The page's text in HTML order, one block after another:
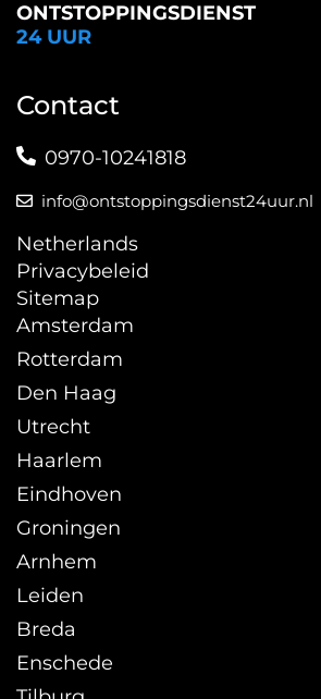
ONTSTOPPINGSDIENST
24 UUR
Contact
0970-10241818
info@ontstoppingsdienst24uur.nl
Netherlands
Privacybeleid
Sitemap
Amsterdam
Rotterdam
Den Haag
Utrecht
Haarlem
Eindhoven
Groningen
Arnhem
Leiden
Breda
Enschede